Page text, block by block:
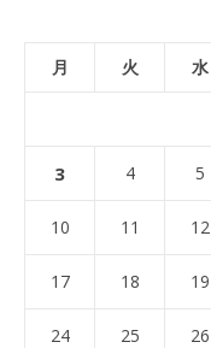
月 火 水
3 4 5
10 11 12
17 18 19
24 25 26